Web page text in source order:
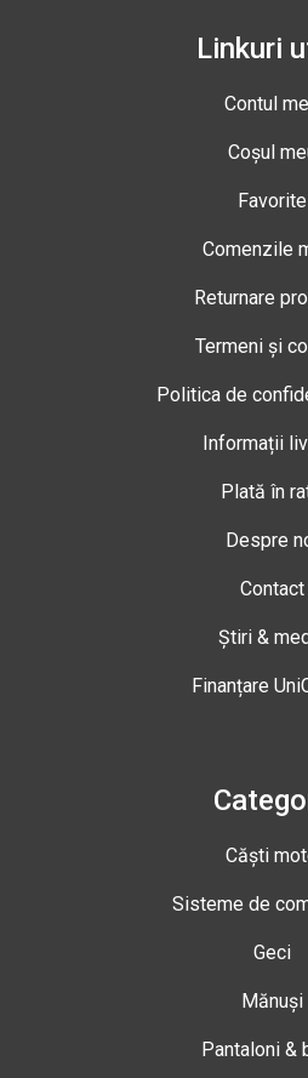
Linkuri
Contul
Coșul
Favorite
Comenzile
Returnare
Termeni și
Politica de
Informații
Plată în
Despre
Contact
Știri &
Finanțare
Căști
Sisteme de
Geci
Mănuși
Pantaloni &